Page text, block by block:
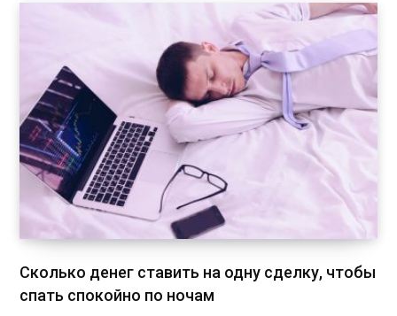
Сколько денег ставить на одну сделку, чтобы
спать спокойно по ночам